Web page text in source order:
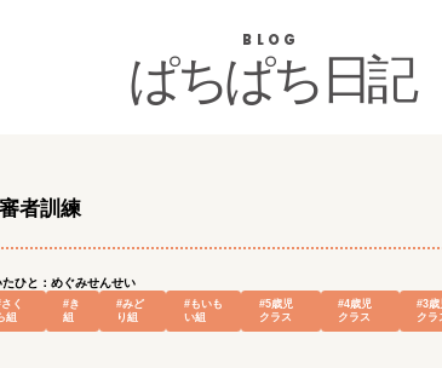
BLOG
ぱちぱち日記
者訓練
たひと：めぐみせんせい
く
組
#き
組
#みど
り組
#もいも
い組
#5歳児
クラス
#4歳児
クラス
#3歳
クラ